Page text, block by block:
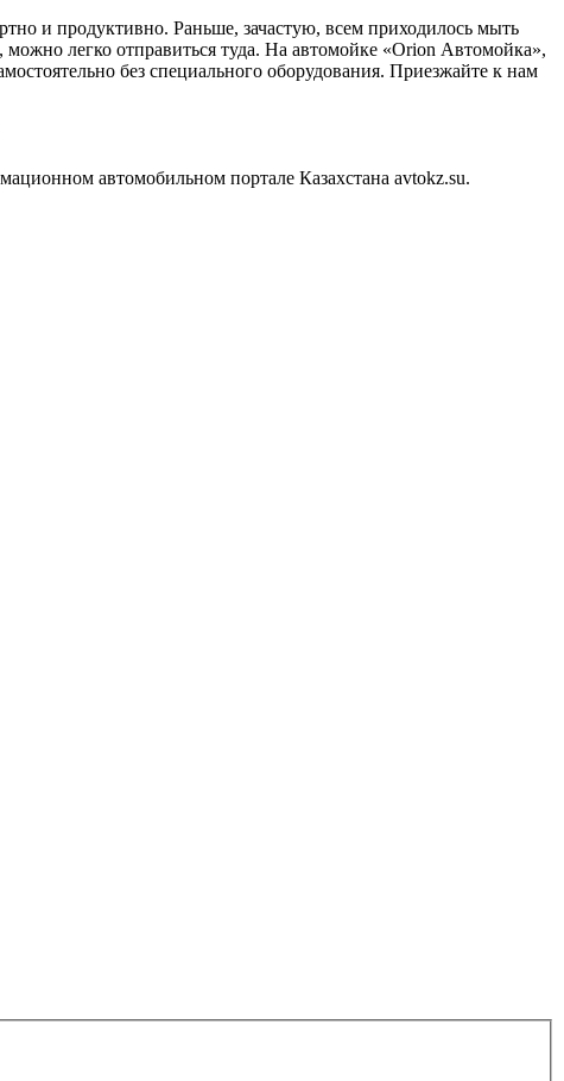
и продуктивно. Раньше, зачастую, всем приходилось мыть
легко отправиться туда. На автомойке «Orion Автомойка»,
без специального оборудования. Приезжайте к нам
автомобильном портале Казахстана avtokz.su.